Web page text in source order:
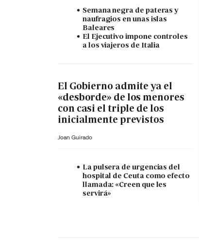
Semana negra de pateras y
naufragios en unas islas
Baleares
El Ejecutivo impone controles
a los viajeros de Italia
El Gobierno admite ya el
«desborde» de los menores
con casi el triple de los
inicialmente previstos
Joan Guirado
La pulsera de urgencias del
hospital de Ceuta como efecto
llamada: «Creen que les
servirá»